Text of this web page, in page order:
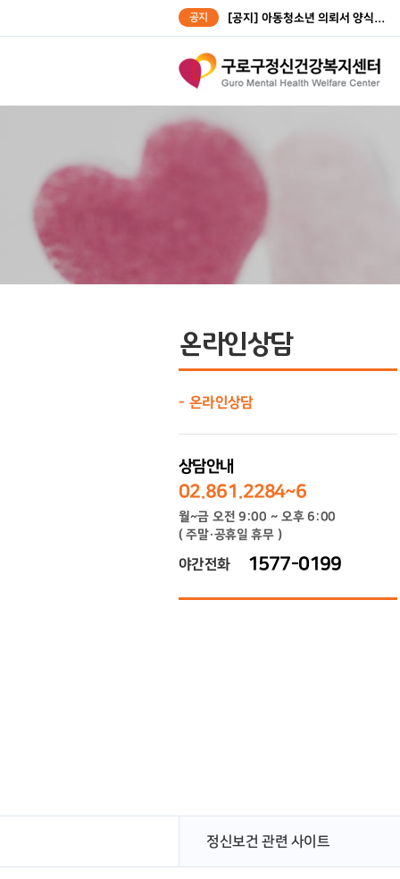
공지 [공지] 아동청소년 의뢰서 양식...
온라인상담
온라인상담
상담안내
02.861.2284~6
월~금 오전 9:00 ~ 오후 6:00
( 주말·공휴일 휴무 )
야간전화 1577-0199
정신보건 관련 사이트